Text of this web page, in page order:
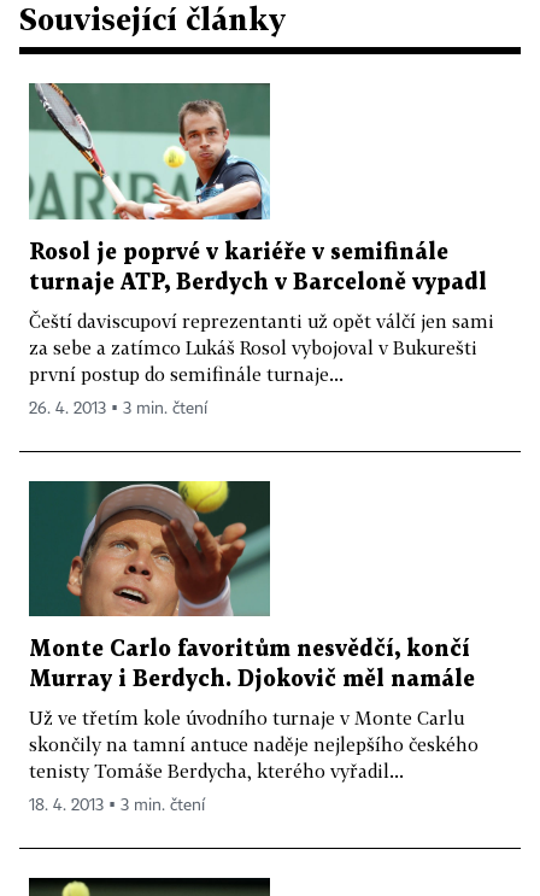
Související články
Rosol je poprvé v kariéře v semifinále
turnaje ATP, Berdych v Barceloně vypadl
Čeští daviscupoví reprezentanti už opět válčí jen sami
za sebe a zatímco Lukáš Rosol vybojoval v Bukurešti
první postup do semifinále turnaje...
26. 4. 2013 ▪ 3 min. čtení
Monte Carlo favoritům nesvědčí, končí
Murray i Berdych. Djokovič měl namále
Už ve třetím kole úvodního turnaje v Monte Carlu
skončily na tamní antuce naděje nejlepšího českého
tenisty Tomáše Berdycha, kterého vyřadil...
18. 4. 2013 ▪ 3 min. čtení